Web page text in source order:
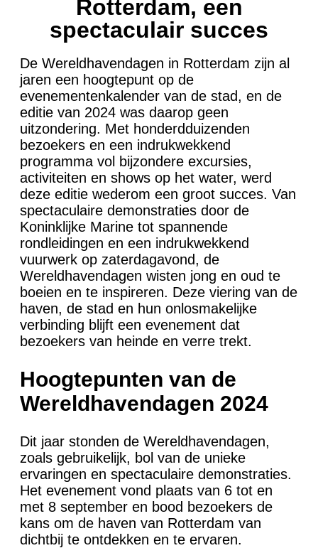
Rotterdam, een
spectaculair succes
De Wereldhavendagen in Rotterdam zijn al
jaren een hoogtepunt op de
evenementenkalender van de stad, en de
editie van 2024 was daarop geen
uitzondering. Met honderdduizenden
bezoekers en een indrukwekkend
programma vol bijzondere excursies,
activiteiten en shows op het water, werd
deze editie wederom een groot succes. Van
spectaculaire demonstraties door de
Koninklijke Marine tot spannende
rondleidingen en een indrukwekkend
vuurwerk op zaterdagavond, de
Wereldhavendagen wisten jong en oud te
boeien en te inspireren. Deze viering van de
haven, de stad en hun onlosmakelijke
verbinding blijft een evenement dat
bezoekers van heinde en verre trekt.
Hoogtepunten van de
Wereldhavendagen 2024
Dit jaar stonden de Wereldhavendagen,
zoals gebruikelijk, bol van de unieke
ervaringen en spectaculaire demonstraties.
Het evenement vond plaats van 6 tot en
met 8 september en bood bezoekers de
kans om de haven van Rotterdam van
dichtbij te ontdekken en te ervaren.